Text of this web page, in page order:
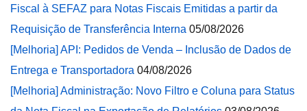
Fiscal à SEFAZ para Notas Fiscais Emitidas a partir da
Requisição de Transferência Interna 05/08/2026
[Melhoria] API: Pedidos de Venda – Inclusão de Dados de
Entrega e Transportadora 04/08/2026
[Melhoria] Administração: Novo Filtro e Coluna para Status